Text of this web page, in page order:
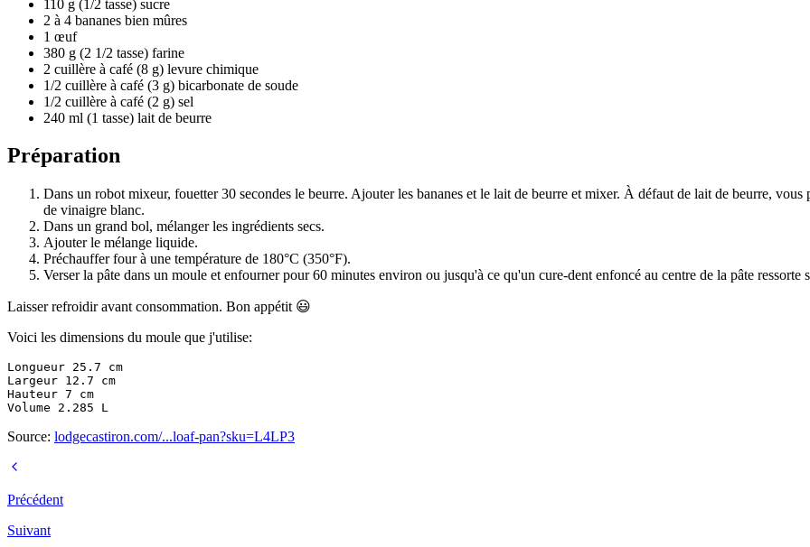
110 g (1/2 tasse) sucre
2 à 4 bananes bien mûres
1 œuf
380 g (2 1/2 tasse) farine
2 cuillère à café (8 g) levure chimique
1/2 cuillère à café (3 g) bicarbonate de soude
1/2 cuillère à café (2 g) sel
240 ml (1 tasse) lait de beurre
Préparation
Dans un robot mixeur, fouetter 30 secondes le beurre. Ajouter les bananes et le lait de beurre et mixer. À défaut de lait de beurre,
de vinaigre blanc.
Dans un grand bol, mélanger les ingrédients secs.
Ajouter le mélange liquide.
Préchauffer four à une température de 180°C (350°F).
Verser la pâte dans un moule et enfourner pour 60 minutes environ ou jusqu'à ce qu'un cure-dent enfoncé au centre de la pâte
Laisser refroidir avant consommation. Bon appétit 😃
Voici les dimensions du moule que j'utilise:
Longueur 25.7 cm
Largeur 12.7 cm
Hauteur 7 cm
Source: lodgecastiron.com/...loaf-pan?sku=L4LP3
Précédent
Suivant